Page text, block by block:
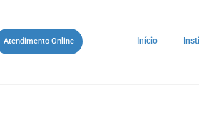
Atendimento Online Início